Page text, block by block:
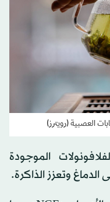
العصبية (رويترز)
الموجودة
الدماغ وتعزز الذاكرة.